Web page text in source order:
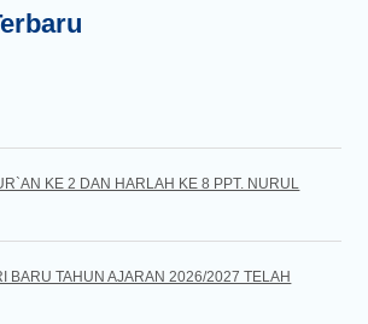
KE 2 DAN HARLAH KE 8 PPT. NURUL
BARU TAHUN AJARAN 2026/2027 TELAH